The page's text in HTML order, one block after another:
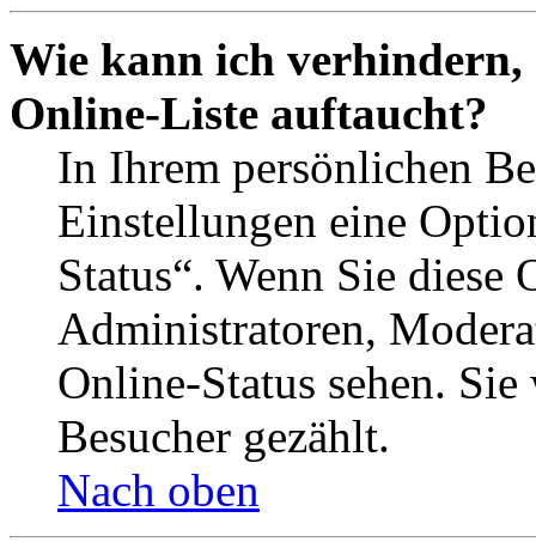
Wie kann ich verhindern,
Online-Liste auftaucht?
In Ihrem persönlichen
Einstellungen eine
Status“. Wenn Sie
Administratoren,
Online-Status sehen.
Besucher gezählt.
Nach oben